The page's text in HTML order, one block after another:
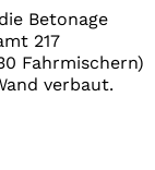
Betonage
217
Fahrmischern)
verbaut.